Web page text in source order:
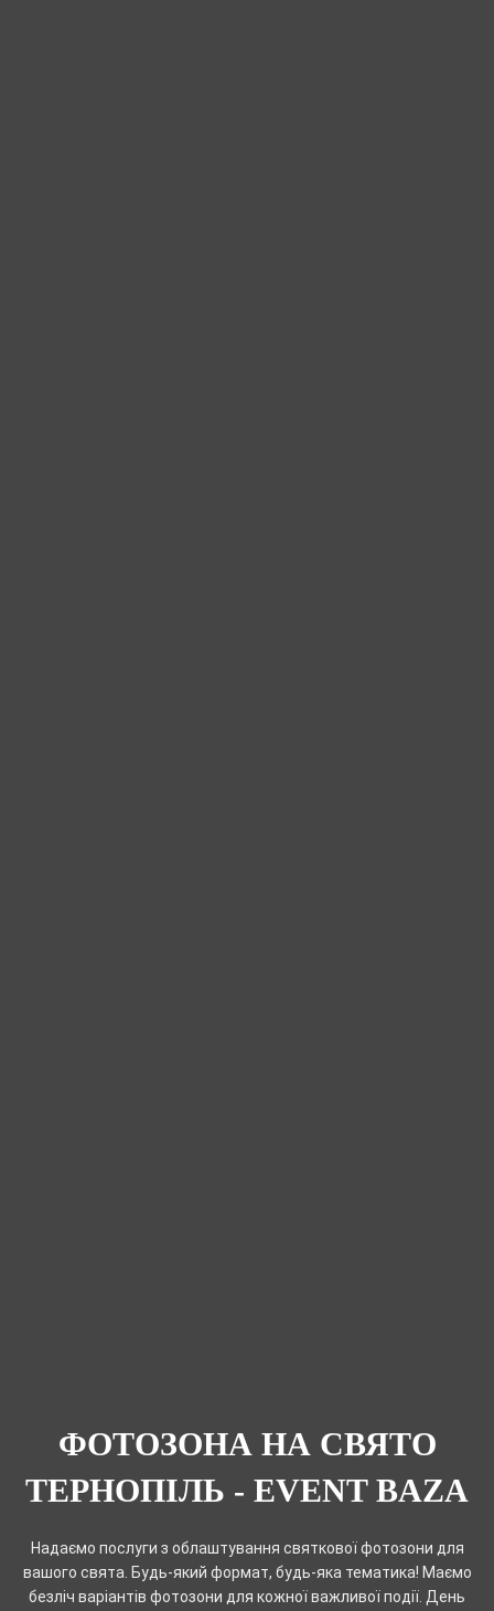
ФОТОЗОНА НА СВЯТО
ТЕРНОПІЛЬ - EVENT BAZA
Надаємо послуги з облаштування святкової фотозони для
вашого свята. Будь-який формат, будь-яка тематика! Маємо
безліч варіантів фотозони для кожної важливої події. День